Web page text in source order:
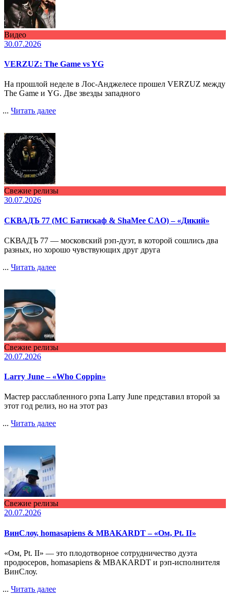
Видео
30.07.2026
VERZUZ: The Game vs YG
На прошлой неделе в Лос-Анджелесе прошел VERZUZ между
The Game и YG. Две звезды западного
... Читать далее
Свежие релизы
30.07.2026
СКВАДЪ 77 (МС Батискаф & ShaMee CAO) – «Дикий»
СКВАДЪ 77 — московский рэп-дуэт, в которой сошлись два
разных, но хорошо чувствующих друг друга
... Читать далее
Свежие релизы
20.07.2026
Larry June – «Who Coppin»
Мастер расслабленного рэпа Larry June представил второй за
этот год релиз, но на этот раз
... Читать далее
Свежие релизы
20.07.2026
ВинСлоу, homasapiens & MBAKARDT – «Ом, Pt. II»
«Ом, Pt. II» — это плодотворное сотрудничество дуэта
продюсеров, homasapiens & MBAKARDT и рэп-исполнителя
ВинСлоу.
... Читать далее